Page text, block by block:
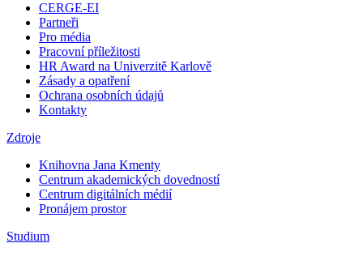
CERGE-EI
Partneři
Pro média
Pracovní příležitosti
HR Award na Univerzitě Karlově
Zásady a opatření
Ochrana osobních údajů
Kontakty
Zdroje
Knihovna Jana Kmenty
Centrum akademických dovedností
Centrum digitálních médií
Pronájem prostor
Studium